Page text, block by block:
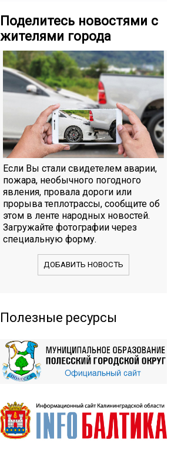
Поделитесь новостями с
жителями города
Если Вы стали свидетелем аварии,
пожара, необычного погодного
явления, провала дороги или
прорыва теплотрассы, сообщите об
этом в ленте народных новостей.
Загружайте фотографии через
специальную форму.
ДОБАВИТЬ НОВОСТЬ
Полезные ресурсы